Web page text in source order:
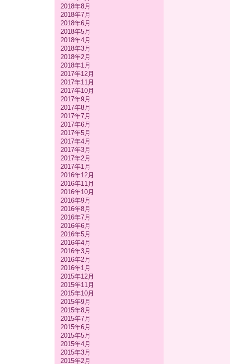
2018年8月
2018年7月
2018年6月
2018年5月
2018年4月
2018年3月
2018年2月
2018年1月
2017年12月
2017年11月
2017年10月
2017年9月
2017年8月
2017年7月
2017年6月
2017年5月
2017年4月
2017年3月
2017年2月
2017年1月
2016年12月
2016年11月
2016年10月
2016年9月
2016年8月
2016年7月
2016年6月
2016年5月
2016年4月
2016年3月
2016年2月
2016年1月
2015年12月
2015年11月
2015年10月
2015年9月
2015年8月
2015年7月
2015年6月
2015年5月
2015年4月
2015年3月
2015年2月